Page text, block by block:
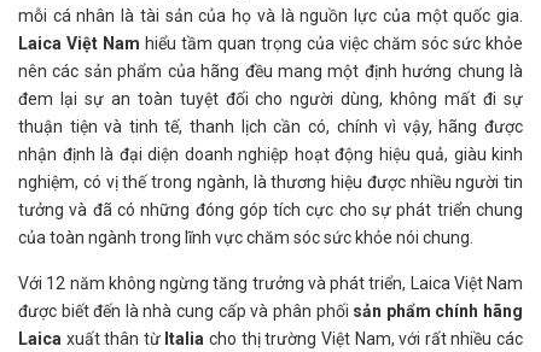
mỗi cá nhân là tài sản của họ và là nguồn lực của một quốc gia.
Laica Việt Nam hiểu tầm quan trọng của việc chăm sóc sức khỏe
nên các sản phẩm của hãng đều mang một định hướng chung là
đem lại sự an toàn tuyệt đối cho người dùng, không mất đi sự
thuận tiện và tinh tế, thanh lịch cần có, chính vì vậy, hãng được
nhận định là đại diện doanh nghiệp hoạt động hiệu quả, giàu kinh
nghiệm, có vị thế trong ngành, là thương hiệu được nhiều người tin
tưởng và đã có những đóng góp tích cực cho sự phát triển chung
của toàn ngành trong lĩnh vực chăm sóc sức khỏe nói chung.
Với 12 năm không ngừng tăng trưởng và phát triển, Laica Việt Nam
được biết đến là nhà cung cấp và phân phối sản phẩm chính hãng
Laica xuất thân từ Italia cho thị trường Việt Nam, với rất nhiều các